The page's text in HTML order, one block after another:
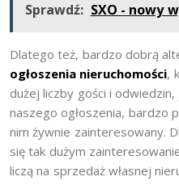
Sprawdź: SXO - nowy
Dlatego też, bardzo dobrą
ogłoszenia nieruchomości,
dużej liczby gości i
naszego ogłoszenia, bardzo
nim żywnie zainteresowany.
się tak dużym
liczą na sprzedaż własnej